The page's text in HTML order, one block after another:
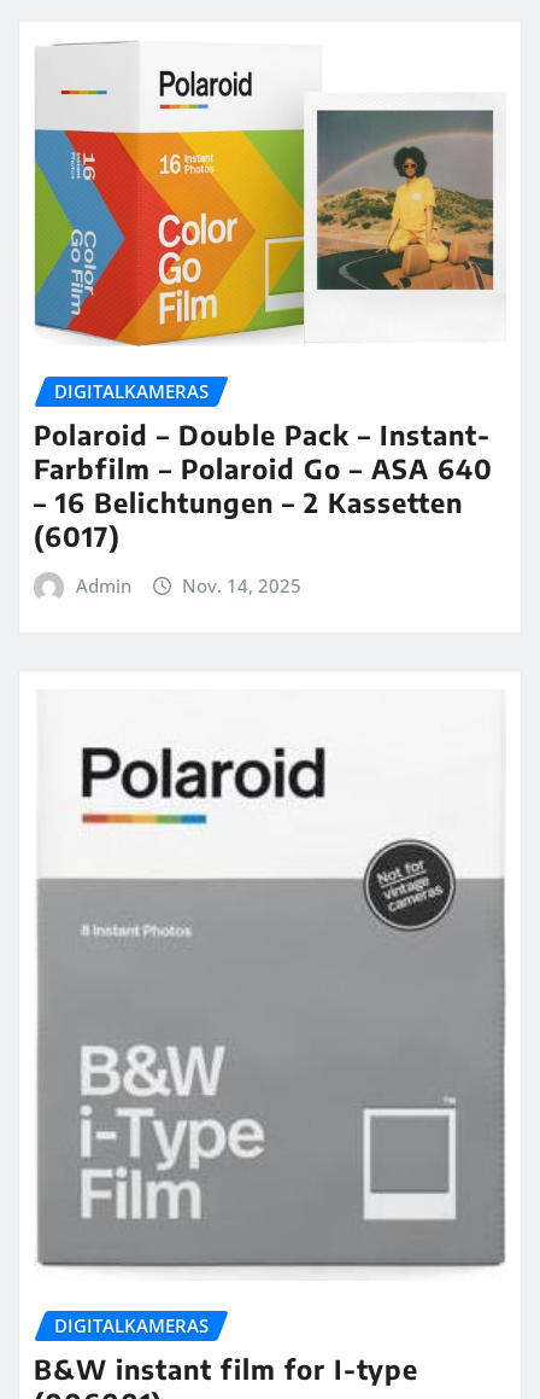
DIGITALKAMERAS
Polaroid – Double Pack – Instant-
Farbfilm – Polaroid Go – ASA 640
– 16 Belichtungen – 2 Kassetten
(6017)
Admin Nov. 14, 2025
DIGITALKAMERAS
B&W instant film for I-type